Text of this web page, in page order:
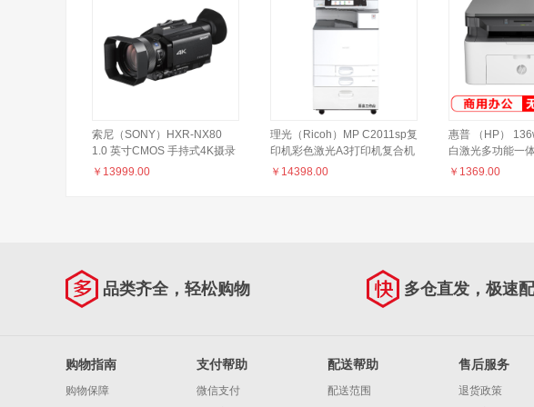
索尼（SONY）HXR-NX80
1.0 英寸CMOS 手持式4K摄录
一体机 小巧便携 12倍光学 专
￥ 13999.00
理光（Ricoh）MP C2011sp复
印机彩色激光A3打印机复合机
多功能一体机 双面输稿器网络
￥ 14398.00
惠普 （HP）
白激光多功能一
印复印扫描
￥ 1369.00
品类齐全，轻松购物 多仓直发，极速
购物指南
购物保障
支付帮助
微信支付
配送帮助
配送范围
售后服务
退货政策